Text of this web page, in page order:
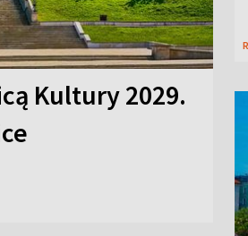
Kultury 2029.